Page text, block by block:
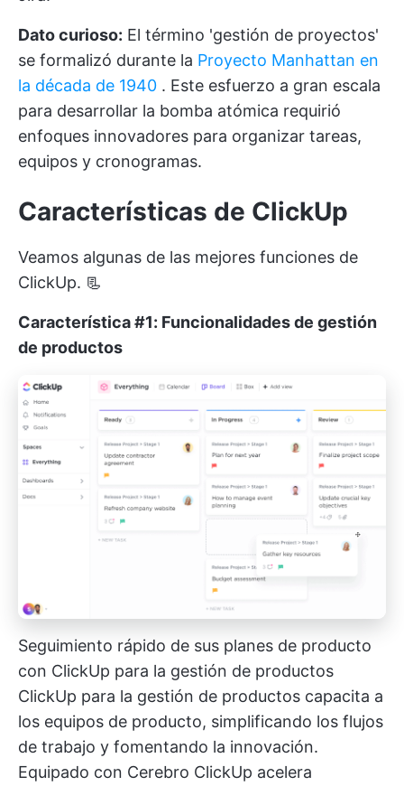
Dato curioso: El término 'gestión de proyectos'
se formalizó durante la Proyecto Manhattan en
la década de 1940 . Este esfuerzo a gran escala
para desarrollar la bomba atómica requirió
enfoques innovadores para organizar tareas,
equipos y cronogramas.
Características de ClickUp
Veamos algunas de las mejores funciones de
ClickUp. 📃
Característica #1: Funcionalidades de gestión
de productos
Seguimiento rápido de sus planes de producto
con ClickUp para la gestión de productos
ClickUp para la gestión de productos capacita a
los equipos de producto, simplificando los flujos
de trabajo y fomentando la innovación.
Equipado con Cerebro ClickUp acelera